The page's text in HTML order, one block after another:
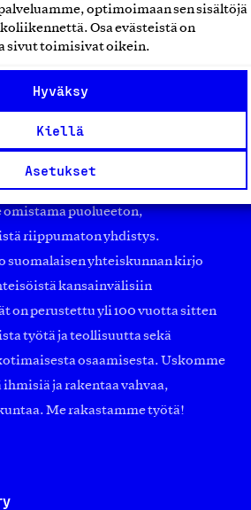
optimoimaan sen sisältöjä
Osa evästeistä on
sivut toimisivat oikein.
Hyväksy
Kiellä
Asetukset
omistama puolueeton,
riippumaton yhdistys.
suomalaisen yhteiskunnan kirjo
kansainvälisiin
on perustettu yli 100 vuotta sitten
työtä ja teollisuutta sekä
osaamisesta. Uskomme
ja rakentaa vahvaa,
Me rakastamme työtä!